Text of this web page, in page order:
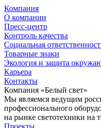
Компания
О компании
Пресс-центр
Контроль качества
Социальная
Товарные знаки
Экология и защита
Карьера
Контакты
Компания «Белый свет»
Мы являемся ведущим
профессионального
на рынке светотехники
Проекты